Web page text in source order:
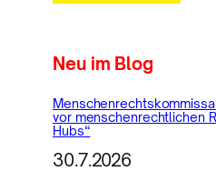
Neu im Blog
vor menschenrechtlichen
Hubs“
30.7.2026